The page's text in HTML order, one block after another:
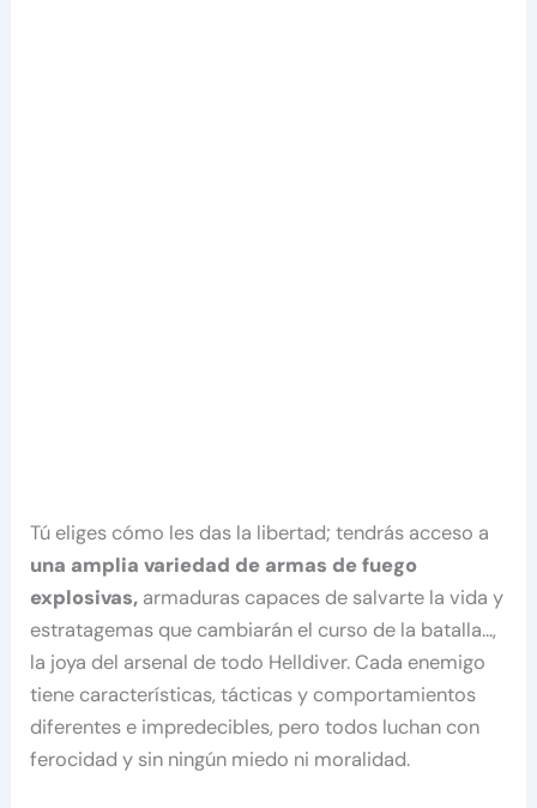
Tú eliges cómo les das la libertad; tendrás acceso a
una amplia variedad de armas de fuego
explosivas, armaduras capaces de salvarte la vida y
estratagemas que cambiarán el curso de la batalla…,
la joya del arsenal de todo Helldiver. Cada enemigo
tiene características, tácticas y comportamientos
diferentes e impredecibles, pero todos luchan con
ferocidad y sin ningún miedo ni moralidad.